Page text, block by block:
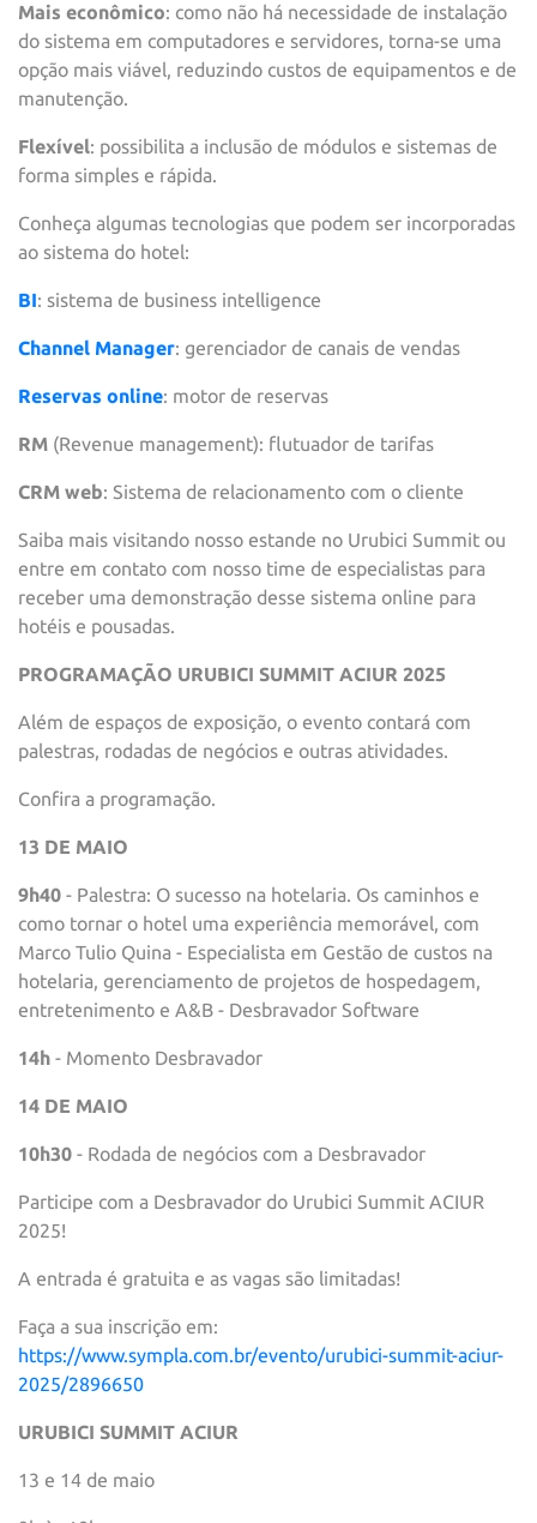
Mais econômico: como não há necessidade de instalação
do sistema em computadores e servidores, torna-se uma
opção mais viável, reduzindo custos de equipamentos e de
manutenção.
Flexível: possibilita a inclusão de módulos e sistemas de
forma simples e rápida.
Conheça algumas tecnologias que podem ser incorporadas
ao sistema do hotel:
BI: sistema de business intelligence
Channel Manager: gerenciador de canais de vendas
Reservas online: motor de reservas
RM (Revenue management): flutuador de tarifas
CRM web: Sistema de relacionamento com o cliente
Saiba mais visitando nosso estande no Urubici Summit ou
entre em contato com nosso time de especialistas para
receber uma demonstração desse sistema online para
hotéis e pousadas.
PROGRAMAÇÃO URUBICI SUMMIT ACIUR 2025
Além de espaços de exposição, o evento contará com
palestras, rodadas de negócios e outras atividades.
Confira a programação.
13 DE MAIO
9h40 - Palestra: O sucesso na hotelaria. Os caminhos e
como tornar o hotel uma experiência memorável, com
Marco Tulio Quina - Especialista em Gestão de custos na
hotelaria, gerenciamento de projetos de hospedagem,
entretenimento e A&B - Desbravador Software
14h - Momento Desbravador
14 DE MAIO
10h30 - Rodada de negócios com a Desbravador
Participe com a Desbravador do Urubici Summit ACIUR
2025!
A entrada é gratuita e as vagas são limitadas!
Faça a sua inscrição em:
https://www.sympla.com.br/evento/urubici-summit-aciur-
2025/2896650
URUBICI SUMMIT ACIUR
13 e 14 de maio